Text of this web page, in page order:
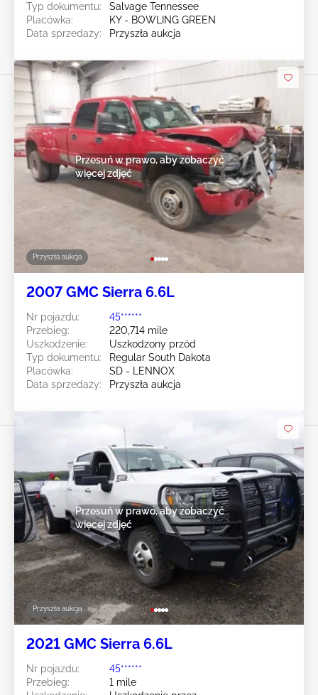
Typ dokumentu:
Salvage Tennessee
Placówka:
KY - BOWLING GREEN
Data sprzedaży:
Przyszła aukcja
Przyszła aukcja
Przesuń w prawo, aby zobaczyć
więcej zdjęć
2007 GMC Sierra 6.6L
Nr pojazdu:
45******
Przebieg:
220,714 mile
Uszkodzenie:
Uszkodzony przód
Typ dokumentu:
Regular South Dakota
Placówka:
SD - LENNOX
Data sprzedaży:
Przyszła aukcja
Przyszła aukcja
Przesuń w prawo, aby zobaczyć
więcej zdjęć
2021 GMC Sierra 6.6L
Nr pojazdu:
45******
Przebieg:
1 mile